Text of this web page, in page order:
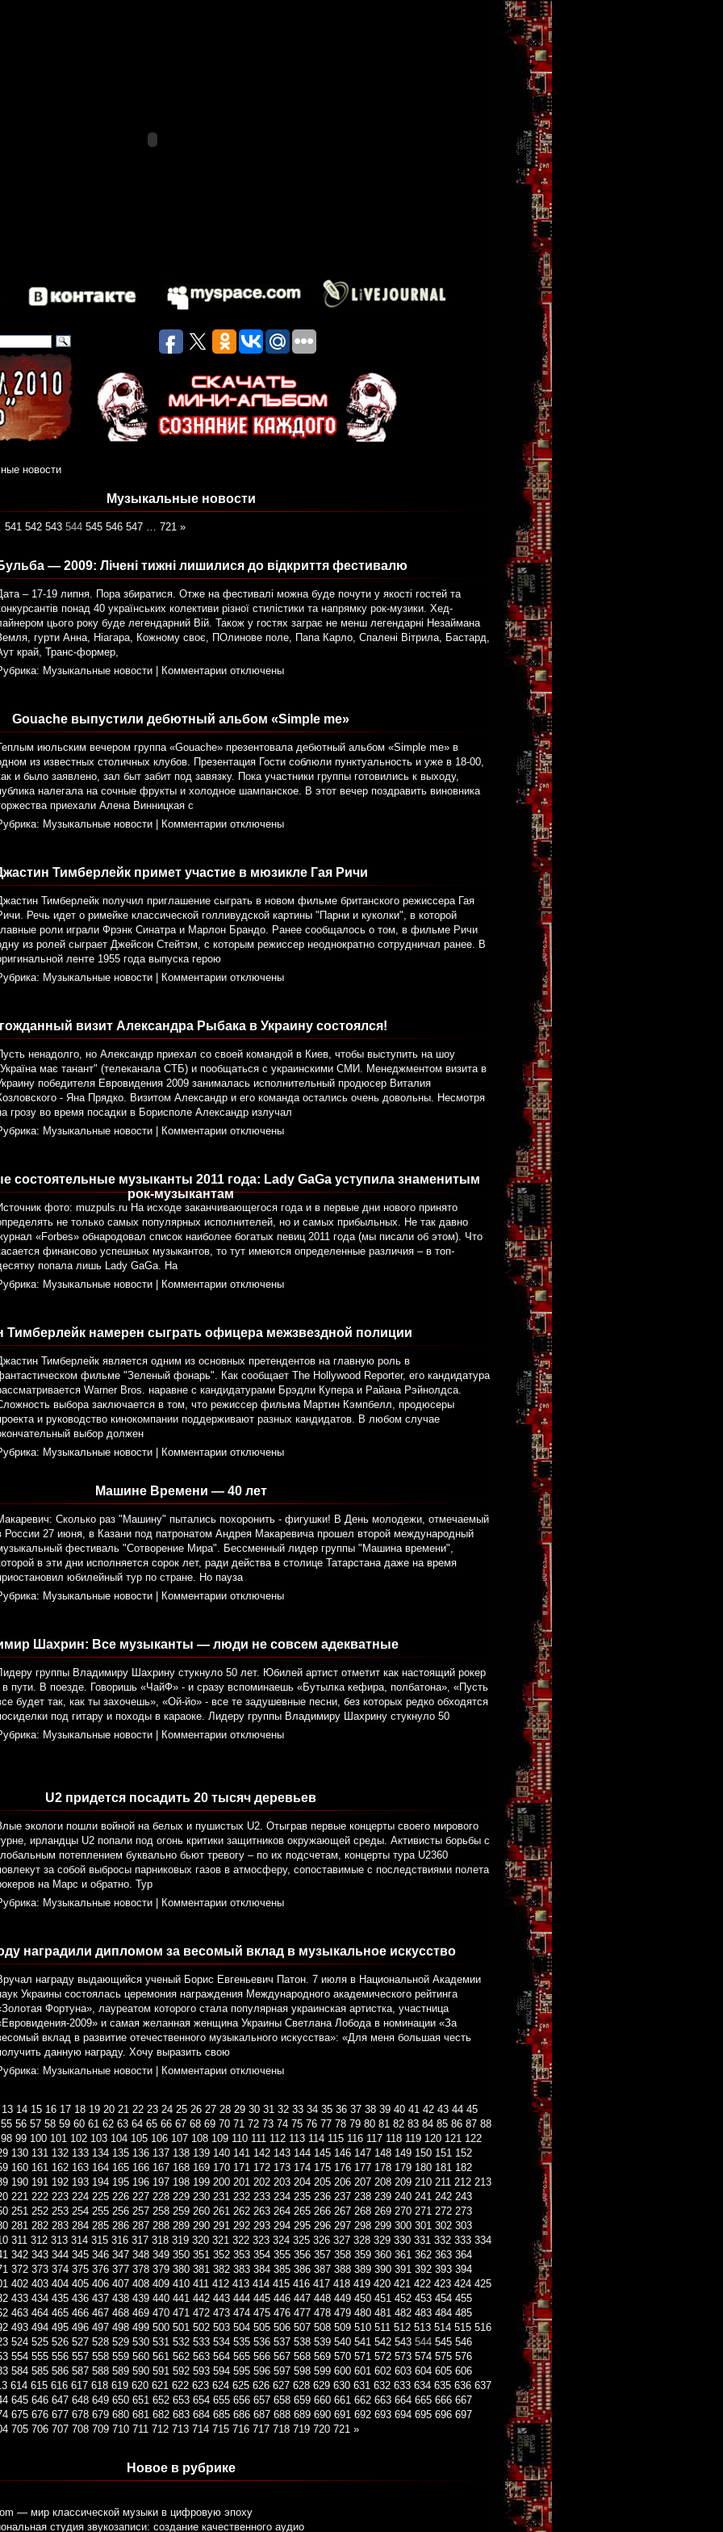
новости
Музыкальные новости
541 542 543 544 545 546 547 … 721 »
— 2009: Лічені тижні лишилися до відкриття фестивалю
– 17-19 липня. Пора збиратися. Отже на фестивалі можна буде почути у якості гостей та
понад 40 українських колективи різної стилістики та напрямку рок-музики. Хед-
цього року буде легендарний Вій. Також у гостях заграє не менш легендарні Незаймана
гурти Анна, Ніагара, Кожному своє, ПОлинове поле, Папа Карло, Спалені Вітрила, Бастард,
край, Транс-формер,
Музыкальные новости Комментарии отключены
Gouache выпустили дебютный альбом «Simple me»
июльским вечером группа «Gouache» презентовала дебютный альбом «Simple me» в
из известных столичных клубов. Презентация Гости соблюли пунктуальность и уже в 18-00,
и было заявлено, зал быт забит под завязку. Пока участники группы готовились к выходу,
налегала на сочные фрукты и холодное шампанское. В этот вечер поздравить виновника
приехали Алена Винницкая с
Музыкальные новости Комментарии отключены
Тимберлейк примет участие в мюзикле Гая Ричи
Тимберлейк получил приглашение сыграть в новом фильме британского режиссера Гая
Речь идет о римейке классической голливудской картины "Парни и куколки", в которой
роли играли Фрэнк Синатра и Марлон Брандо. Ранее сообщалось о том, в фильме Ричи
из ролей сыграет Джейсон Стейтэм, с которым режиссер неоднократно сотрудничал ранее. В
ленте 1955 года выпуска герою
Музыкальные новости Комментарии отключены
визит Александра Рыбака в Украину состоялся!
ненадолго, но Александр приехал со своей командой в Киев, чтобы выступить на шоу
має танант" (телеканала СТБ) и пообщаться с украинскими СМИ. Менеджментом визита в
победителя Евровидения 2009 занималась исполнительный продюсер Виталия
- Яна Прядко. Визитом Александр и его команда остались очень довольны. Несмотря
грозу во время посадки в Борисполе Александр излучал
Музыкальные новости Комментарии отключены
состоятельные музыканты 2011 года: Lady GaGa уступила знаменитым
рок-музыкантам
фото: muzpuls.ru На исходе заканчивающегося года и в первые дни нового принято
не только самых популярных исполнителей, но и самых прибыльных. Не так давно
«Forbes» обнародовал список наиболее богатых певиц 2011 года (мы писали об этом). Что
финансово успешных музыкантов, то тут имеются определенные различия – в топ-
попала лишь Lady GaGa. На
Музыкальные новости Комментарии отключены
Тимберлейк намерен сыграть офицера межзвездной полиции
Тимберлейк является одним из основных претендентов на главную роль в
фильме "Зеленый фонарь". Как сообщает The Hollywood Reporter, его кандидатура
Warner Bros. наравне с кандидатурами Брэдли Купера и Райана Рэйнолдса.
выбора заключается в том, что режиссер фильма Мартин Кэмпбелл, продюсеры
и руководство кинокомпании поддерживают разных кандидатов. В любом случае
выбор должен
Музыкальные новости Комментарии отключены
Машине Времени — 40 лет
Сколько раз "Машину" пытались похоронить - фигушки! В День молодежи, отмечаемый
России 27 июня, в Казани под патронатом Андрея Макаревича прошел второй международный
фестиваль "Сотворение Мира". Бессменный лидер группы "Машина времени",
в эти дни исполняется сорок лет, ради действа в столице Татарстана даже на время
юбилейный тур по стране. Но пауза
Музыкальные новости Комментарии отключены
Шахрин: Все музыканты — люди не совсем адекватные
группы Владимиру Шахрину стукнуло 50 лет. Юбилей артист отметит как настоящий рокер
в пути. В поезде. Говоришь «ЧайФ» - и сразу вспоминаешь «Бутылка кефира, полбатона», «Пусть
будет так, как ты захочешь», «Ой-йо» - все те задушевные песни, без которых редко обходятся
под гитару и походы в караоке. Лидеру группы Владимиру Шахрину стукнуло 50
Музыкальные новости Комментарии отключены
U2 придется посадить 20 тысяч деревьев
экологи пошли войной на белых и пушистых U2. Отыграв первые концерты своего мирового
ирландцы U2 попали под огонь критики защитников окружающей среды. Активисты борьбы с
потеплением буквально бьют тревогу – по их подсчетам, концерты тура U2360
за собой выбросы парниковых газов в атмосферу, сопоставимые с последствиями полета
на Марс и обратно. Тур
Музыкальные новости Комментарии отключены
наградили дипломом за весомый вклад в музыкальное искусство
награду выдающийся ученый Борис Евгеньевич Патон. 7 июля в Национальной Академии
Украины состоялась церемония награждения Международного академического рейтинга
Фортуна», лауреатом которого стала популярная украинская артистка, участница
2009» и самая желанная женщина Украины Светлана Лобода в номинации «За
вклад в развитие отечественного музыкального искусства»: «Для меня большая честь
данную награду. Хочу выразить свою
Музыкальные новости Комментарии отключены
13 14 15 16 17 18 19 20 21 22 23 24 25 26 27 28 29 30 31 32 33 34 35 36 37 38 39 40 41 42 43 44 45
55 56 57 58 59 60 61 62 63 64 65 66 67 68 69 70 71 72 73 74 75 76 77 78 79 80 81 82 83 84 85 86 87 88
98 99 100 101 102 103 104 105 106 107 108 109 110 111 112 113 114 115 116 117 118 119 120 121 122
130 131 132 133 134 135 136 137 138 139 140 141 142 143 144 145 146 147 148 149 150 151 152
160 161 162 163 164 165 166 167 168 169 170 171 172 173 174 175 176 177 178 179 180 181 182
190 191 192 193 194 195 196 197 198 199 200 201 202 203 204 205 206 207 208 209 210 211 212 213
221 222 223 224 225 226 227 228 229 230 231 232 233 234 235 236 237 238 239 240 241 242 243
251 252 253 254 255 256 257 258 259 260 261 262 263 264 265 266 267 268 269 270 271 272 273
281 282 283 284 285 286 287 288 289 290 291 292 293 294 295 296 297 298 299 300 301 302 303
311 312 313 314 315 316 317 318 319 320 321 322 323 324 325 326 327 328 329 330 331 332 333 334
342 343 344 345 346 347 348 349 350 351 352 353 354 355 356 357 358 359 360 361 362 363 364
372 373 374 375 376 377 378 379 380 381 382 383 384 385 386 387 388 389 390 391 392 393 394
402 403 404 405 406 407 408 409 410 411 412 413 414 415 416 417 418 419 420 421 422 423 424 425
433 434 435 436 437 438 439 440 441 442 443 444 445 446 447 448 449 450 451 452 453 454 455
463 464 465 466 467 468 469 470 471 472 473 474 475 476 477 478 479 480 481 482 483 484 485
493 494 495 496 497 498 499 500 501 502 503 504 505 506 507 508 509 510 511 512 513 514 515 516
524 525 526 527 528 529 530 531 532 533 534 535 536 537 538 539 540 541 542 543 544 545 546
554 555 556 557 558 559 560 561 562 563 564 565 566 567 568 569 570 571 572 573 574 575 576
584 585 586 587 588 589 590 591 592 593 594 595 596 597 598 599 600 601 602 603 604 605 606
614 615 616 617 618 619 620 621 622 623 624 625 626 627 628 629 630 631 632 633 634 635 636 637
645 646 647 648 649 650 651 652 653 654 655 656 657 658 659 660 661 662 663 664 665 666 667
675 676 677 678 679 680 681 682 683 684 685 686 687 688 689 690 691 692 693 694 695 696 697
705 706 707 708 709 710 711 712 713 714 715 716 717 718 719 720 721 »
Новое в рубрике
— мир классической музыки в цифровую эпоху
студия звукозаписи: создание качественного аудио